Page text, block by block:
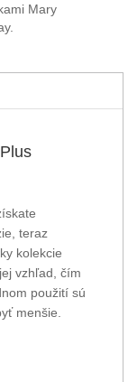
Mary
teraz
kolekcie
vzhľad, čím
použití sú
menšie.